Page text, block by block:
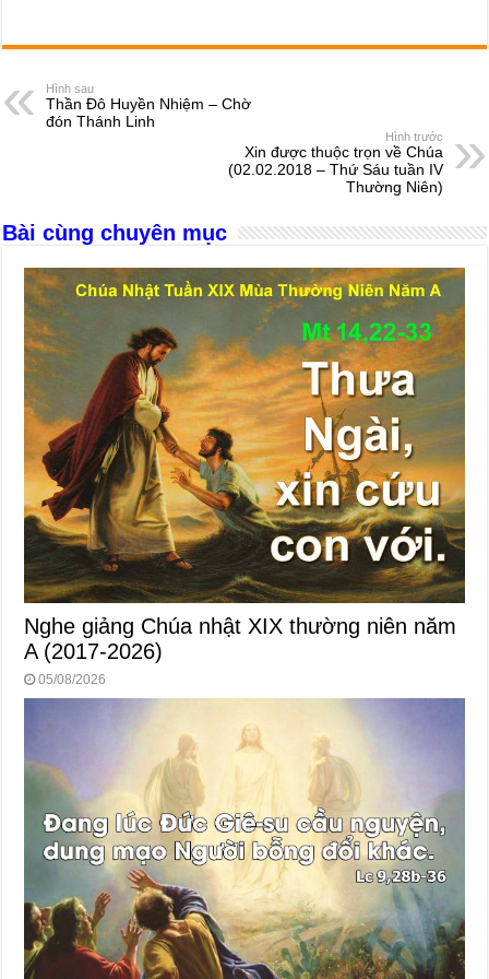
c
e
b
k
ss
n
at
A
e
d
s
er ail ar
Hình sau
Thần Đô Huyền Nhiệm – Chờ
đón Thánh Linh
Hình trước
Xin được thuộc trọn về Chúa
(02.02.2018 – Thứ Sáu tuần IV
Thường Niên)
Bài cùng chuyên mục
Nghe giảng Chúa nhật XIX thường niên năm
A (2017-2026)
05/08/2026